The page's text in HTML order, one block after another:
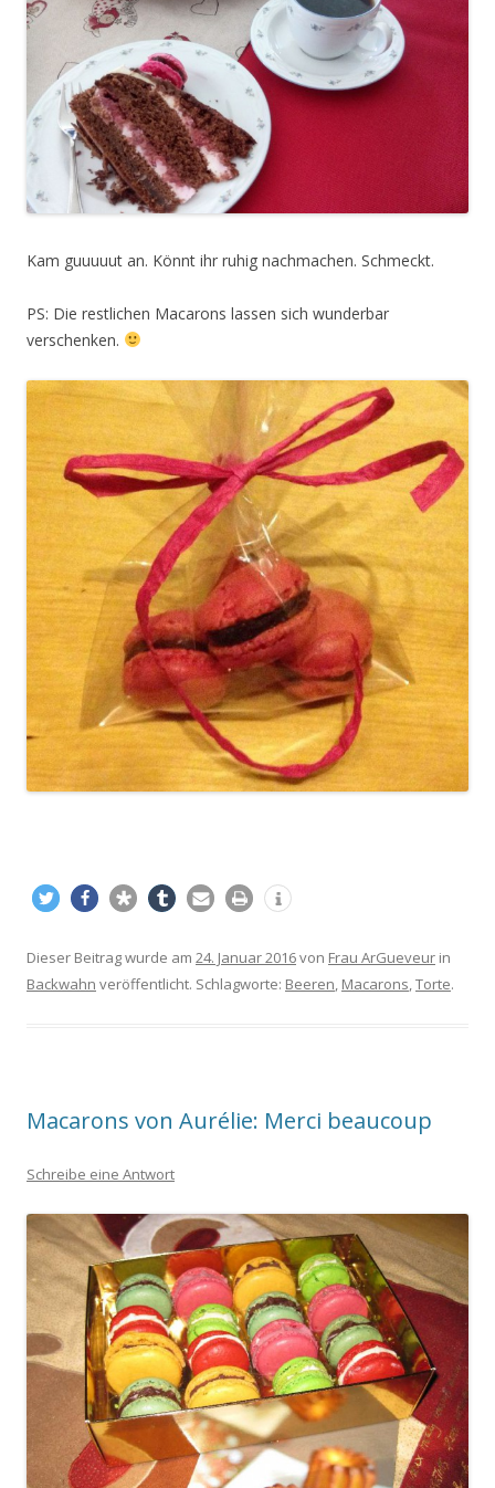
Kam guuuuut an. Könnt ihr ruhig nachmachen. Schmeckt.
PS: Die restlichen Macarons lassen sich wunderbar
verschenken.
Dieser Beitrag wurde am 24. Januar 2016von Frau ArGueveur in
Backwahn veröffentlicht. Schlagworte: Beeren, Macarons,Torte.
Macarons von Aurélie: Merci beaucoup
Schreibe eine Antwort